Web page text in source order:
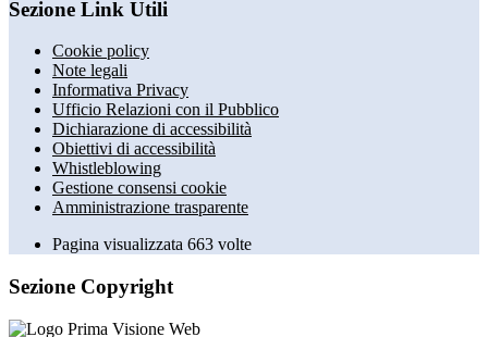
Sezione Link Utili
Cookie policy
Note legali
Informativa Privacy
Ufficio Relazioni con il Pubblico
Dichiarazione di accessibilità
Obiettivi di accessibilità
Whistleblowing
Gestione consensi cookie
Amministrazione trasparente
Pagina visualizzata 663 volte
Sezione Copyright